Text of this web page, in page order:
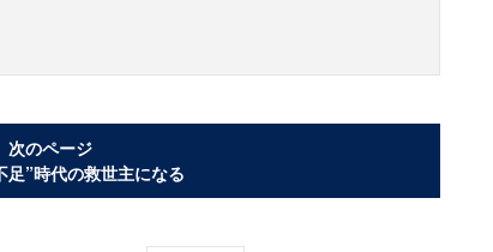
次のページ
足”時代の救世主になる